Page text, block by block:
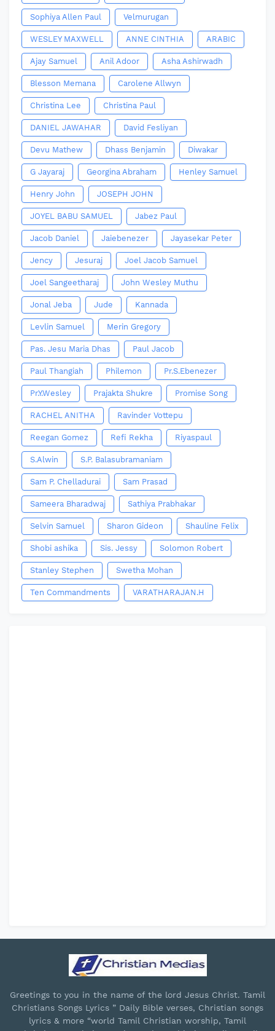
Sophiya Allen Paul Velmurugan
WESLEY MAXWELL ANNE CINTHIA ARABIC
Ajay Samuel Anil Adoor Asha Ashirwadh
Blesson Memana Carolene Allwyn
Christina Lee Christina Paul
DANIEL JAWAHAR David Fesliyan
Devu Mathew Dhass Benjamin Diwakar
G Jayaraj Georgina Abraham Henley Samuel
Henry John JOSEPH JOHN
JOYEL BABU SAMUEL Jabez Paul
Jacob Daniel Jaiebenezer Jayasekar Peter
Jency Jesuraj Joel Jacob Samuel
Joel Sangeetharaj John Wesley Muthu
Jonal Jeba Jude Kannada
Levlin Samuel Merin Gregory
Pas. Jesu Maria Dhas Paul Jacob
Paul Thangiah Philemon Pr.S.Ebenezer
Pr.Y.Wesley Prajakta Shukre Promise Song
RACHEL ANITHA Ravinder Vottepu
Reegan Gomez Refi Rekha Riyaspaul
S.Alwin S.P. Balasubramaniam
Sam P. Chelladurai Sam Prasad
Sameera Bharadwaj Sathiya Prabhakar
Selvin Samuel Sharon Gideon Shauline Felix
Shobi ashika Sis. Jessy Solomon Robert
Stanley Stephen Swetha Mohan
Ten Commandments VARATHARAJAN.H
Greetings to you in the name of the lord Jesus Christ. Tamil
Christians Songs Lyrics ” Daily Bible verses, Christian songs
lyrics & more “world Tamil Christian worship, Tamil